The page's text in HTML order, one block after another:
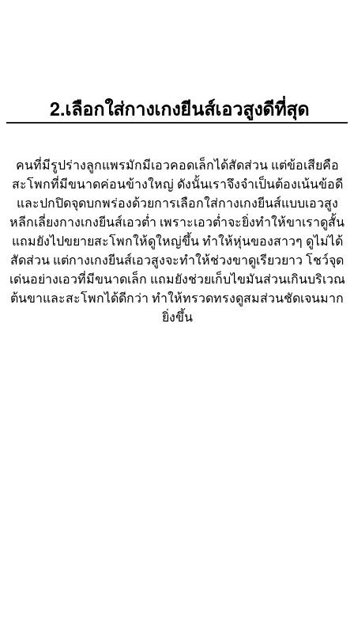
2.เลือกใส่กางเกงยีนส์เอวสูงดีที่สุด
คนที่มีรูปร่างลูกแพรมักมีเอวคอดเล็กได้สัดส่วน แต่ข้อเสียคือ
สะโพกที่มีขนาดค่อนข้างใหญ่ ดังนั้นเราจึงจำเป็นต้องเน้นข้อดี
และปกปิดจุดบกพร่องด้วยการเลือกใส่กางเกงยีนส์แบบเอวสูง
หลีกเลี่ยงกางเกงยีนส์เอวต่ำ เพราะเอวต่ำจะยิ่งทำให้ขาเราดูสั้น
แถมยังไปขยายสะโพกให้ดูใหญ่ขึ้น ทำให้หุ่นของสาวๆ ดูไม่ได้
สัดส่วน แต่กางเกงยีนส์เอวสูงจะทำให้ช่วงขาดูเรียวยาว โชว์จุด
เด่นอย่างเอวที่มีขนาดเล็ก แถมยังช่วยเก็บไขมันส่วนเกินบริเวณ
ต้นขาและสะโพกได้ดีกว่า ทำให้ทรวดทรงดูสมส่วนชัดเจนมาก
ยิ่งขึ้น